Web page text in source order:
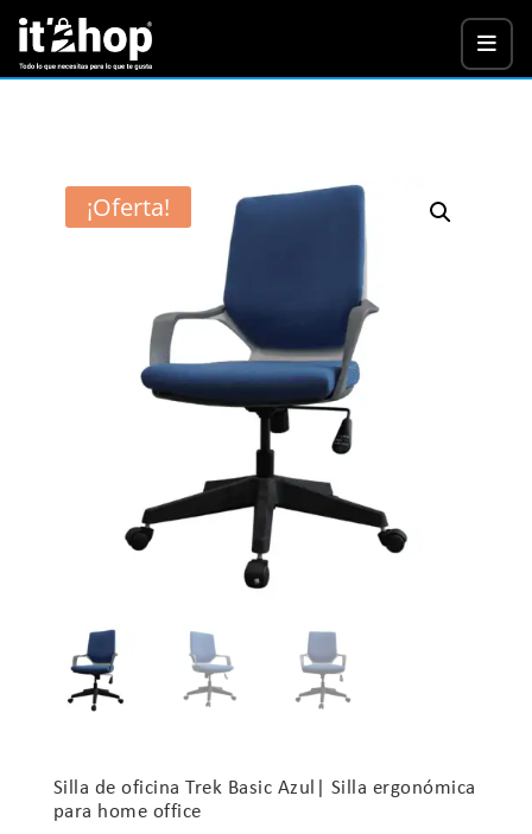
¡Oferta!
Silla de oficina Trek Basic Azul| Silla ergonómica
para home office